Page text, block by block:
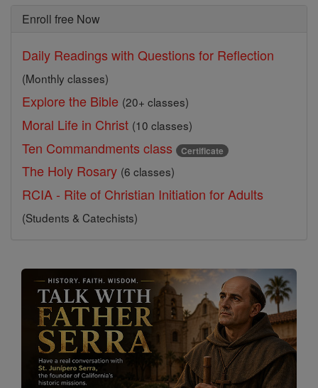
Enroll free Now
Daily Readings with Questions for Reflection
(Monthly classes)
Explore the Bible (20+ classes)
Moral Life in Christ (10 classes)
Ten Commandments class Certificate
The Holy Rosary (6 classes)
RCIA - Rite of Christian Initiation for Adults
(Students & Catechists)